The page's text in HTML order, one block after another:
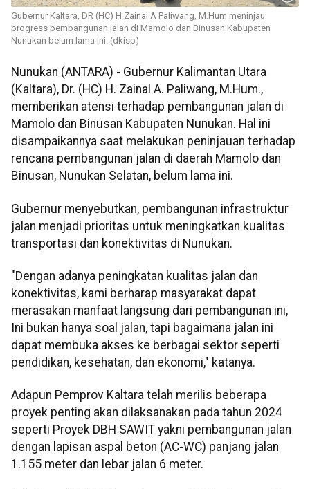
Gubernur Kaltara, DR (HC) H Zainal A Paliwang, M.Hum meninjau
progress pembangunan jalan di Mamolo dan Binusan Kabupaten
Nunukan belum lama ini. (dkisp)
Nunukan (ANTARA) - Gubernur Kalimantan Utara
(Kaltara), Dr. (HC) H. Zainal A. Paliwang, M.Hum.,
memberikan atensi terhadap pembangunan jalan di
Mamolo dan Binusan Kabupaten Nunukan. Hal ini
disampaikannya saat melakukan peninjauan terhadap
rencana pembangunan jalan di daerah Mamolo dan
Binusan, Nunukan Selatan, belum lama ini.
Gubernur menyebutkan, pembangunan infrastruktur
jalan menjadi prioritas untuk meningkatkan kualitas
transportasi dan konektivitas di Nunukan.
"Dengan adanya peningkatan kualitas jalan dan
konektivitas, kami berharap masyarakat dapat
merasakan manfaat langsung dari pembangunan ini,
Ini bukan hanya soal jalan, tapi bagaimana jalan ini
dapat membuka akses ke berbagai sektor seperti
pendidikan, kesehatan, dan ekonomi," katanya.
Adapun Pemprov Kaltara telah merilis beberapa
proyek penting akan dilaksanakan pada tahun 2024
seperti Proyek DBH SAWIT yakni pembangunan jalan
dengan lapisan aspal beton (AC-WC) panjang jalan
1.155 meter dan lebar jalan 6 meter.